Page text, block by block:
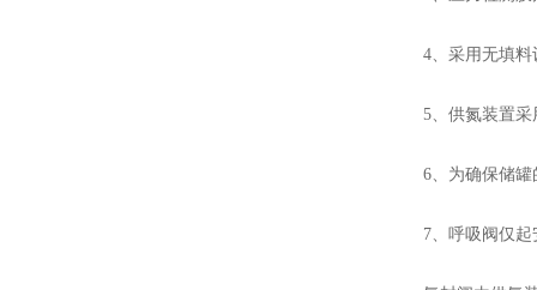
4、采用无填料
5、供氮装置采用
6、为确保储罐
7、呼吸阀仅起安